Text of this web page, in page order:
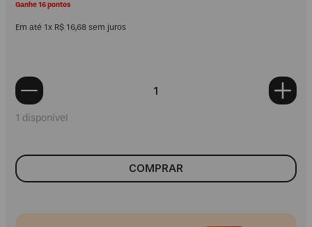
Ganhe 16 pontos
Em até 1x R$ 16,68 sem juros
1 disponível
COMPRAR